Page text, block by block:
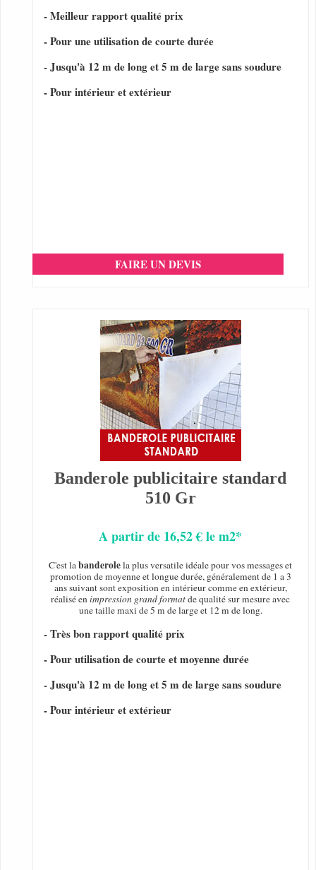
- Meilleur rapport qualité prix
- Pour une utilisation de courte durée
- Jusqu'à 12 m de long et 5 m de large sans soudure
- Pour intérieur et extérieur
FAIRE UN DEVIS
Banderole publicitaire standard
510 Gr
A partir de 16,52 € le m2*
C'est labanderolela plus versatile idéale pour vos messages et
promotion de moyenne et longue durée, généralement de 1 a 3
ans suivant sont exposition en intérieur comme en extérieur,
réalisé enimpression grand formatde qualité sur mesure avec
une taille maxi de 5 m de large et 12 m de long.
- Très bon rapport qualité prix
- Pour utilisation de courte et moyenne durée
- Jusqu'à 12 m de long et 5 m de large sans soudure
- Pour intérieur et extérieur